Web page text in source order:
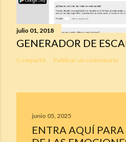
julio 01, 2018
GENERADOR DE
Compartir Publicar un comentario
junio 05, 2025
ENTRA AQUÍ